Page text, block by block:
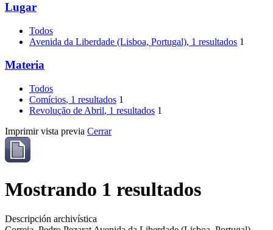
Lugar
Todos
Avenida da Liberdade (Lisboa, Portugal), 1 resultados 1
Materia
Todos
Comícios, 1 resultados 1
Revolução de Abril, 1 resultados 1
Imprimir vista previa Cerrar
Mostrando 1 resultados
Descripción archivística